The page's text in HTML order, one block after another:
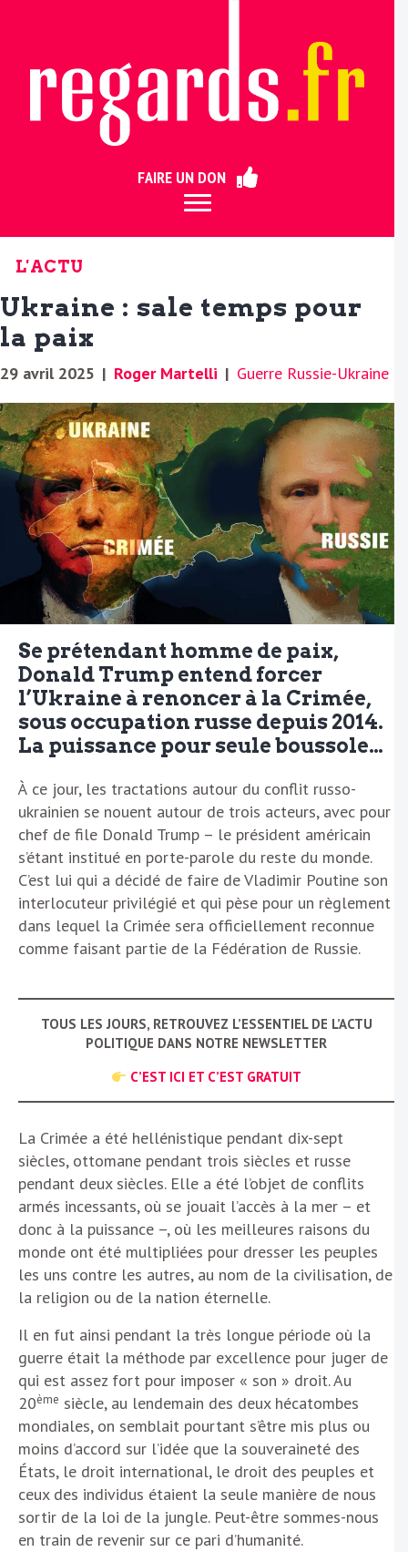
FAIRE UN DON
L'ACTU
Ukraine : sale temps pour
la paix
29 avril 2025 | Roger Martelli | Guerre Russie-Ukraine
Se prétendant homme de paix,
Donald Trump entend forcer
l’Ukraine à renoncer à la Crimée,
sous occupation russe depuis 2014.
La puissance pour seule boussole…
À ce jour, les tractations autour du conflit russo-
ukrainien se nouent autour de trois acteurs, avec pour
chef de file Donald Trump – le président américain
s’étant institué en porte-parole du reste du monde.
C’est lui qui a décidé de faire de Vladimir Poutine son
interlocuteur privilégié et qui pèse pour un règlement
dans lequel la Crimée sera officiellement reconnue
comme faisant partie de la Fédération de Russie.
TOUS LES JOURS, RETROUVEZ L’ESSENTIEL DE L’ACTU
POLITIQUE DANS NOTRE NEWSLETTER
C’EST ICI ET C’EST GRATUIT
La Crimée a été hellénistique pendant dix-sept
siècles, ottomane pendant trois siècles et russe
pendant deux siècles. Elle a été l’objet de conflits
armés incessants, où se jouait l’accès à la mer – et
donc à la puissance –, où les meilleures raisons du
monde ont été multipliées pour dresser les peuples
les uns contre les autres, au nom de la civilisation, de
la religion ou de la nation éternelle.
Il en fut ainsi pendant la très longue période où la
guerre était la méthode par excellence pour juger de
qui est assez fort pour imposer « son » droit. Au
20ème siècle, au lendemain des deux hécatombes
mondiales, on semblait pourtant s’être mis plus ou
moins d’accord sur l’idée que la souveraineté des
États, le droit international, le droit des peuples et
ceux des individus étaient la seule manière de nous
sortir de la loi de la jungle. Peut-être sommes-nous
en train de revenir sur ce pari d’humanité.